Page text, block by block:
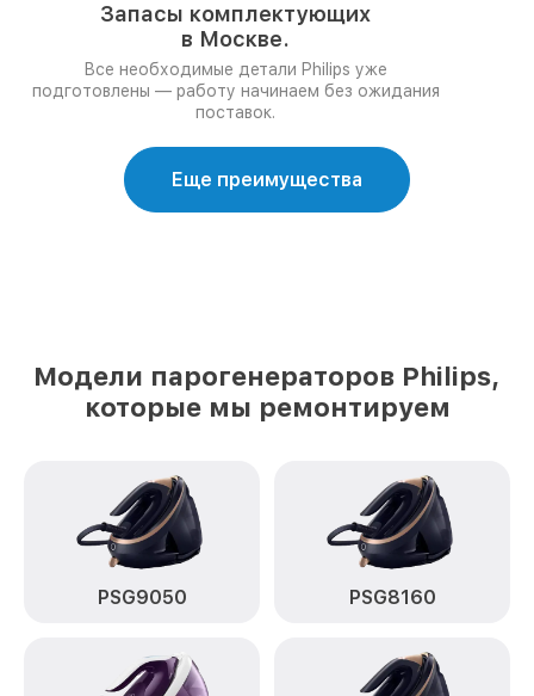
Запасы комплектующих
в Москве.
Все необходимые детали Philips уже
подготовлены — работу начинаем без ожидания
поставок.
Еще преимущества
Модели парогенераторов Philips,
которые мы ремонтируем
PSG9050 PSG8160